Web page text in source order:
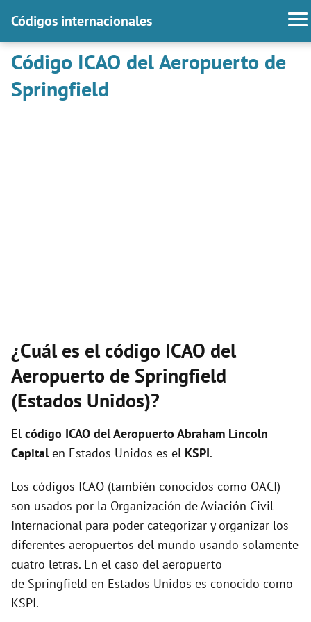
Códigos internacionales
Código ICAO del Aeropuerto de
Springfield
¿Cuál es el código ICAO del
Aeropuerto de Springfield
(Estados Unidos)?
El código ICAO delAeropuerto Abraham Lincoln
Capitalen Estados Unidos es el KSPI.
Los códigos ICAO (también conocidos como OACI)
son usados por la Organización de Aviación Civil
Internacional para poder categorizar y organizar los
diferentes aeropuertos del mundo usando solamente
cuatro letras. En el caso del aeropuerto
de Springfield en Estados Unidos es conocido como
KSPI.